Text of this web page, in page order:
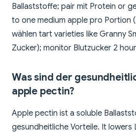
Ballaststoffe; pair mit Protein or
to one medium apple pro Portion
wählen tart varieties like Granny
Zucker); monitor Blutzucker 2
Was sind der
apple pectin?
Apple pectin ist a soluble
gesundheitliche Vorteile. It lowers